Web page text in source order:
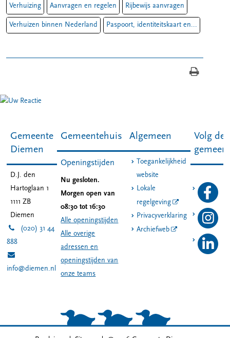
Verhuizing Aanvragen en regelen Rijbewijs aanvragen
Verhuizen binnen Nederland Paspoort, identiteitskaart en...
Gemeente
Diemen
D.J. den
Hartoglaan 1
1111 ZB
Diemen
(020) 31 44
888
info@diemen.nl
Gemeentehuis
Openingstijden
Nu gesloten.
Morgen open van
08:30 tot 16:30
Alle openingstijden
Alle overige
adressen en
openingstijden van
onze teams
Algemeen
Toegankelijkheid
website
Lokale
regelgeving
Privacyverklaring
Archiefweb
Volg de